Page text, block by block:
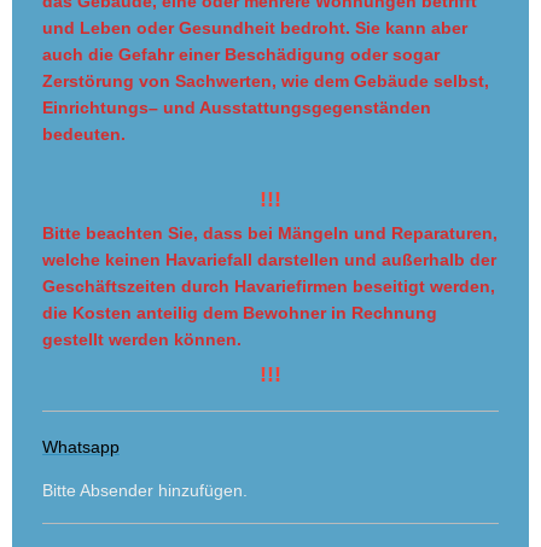
und Leben oder Gesundheit bedroht. Sie kann aber
auch die Gefahr einer Beschädigung oder sogar
Zerstörung von Sachwerten, wie dem Gebäude selbst,
Einrichtungs– und Ausstattungsgegenständen
bedeuten.
!!!
Bitte beachten Sie, dass bei Mängeln und Reparaturen,
welche keinen Havariefall darstellen und außerhalb der
Geschäftszeiten durch Havariefirmen beseitigt werden,
die Kosten anteilig dem Bewohner in Rechnung
gestellt werden können.
!!!
Whatsapp
Bitte Absender hinzufügen.